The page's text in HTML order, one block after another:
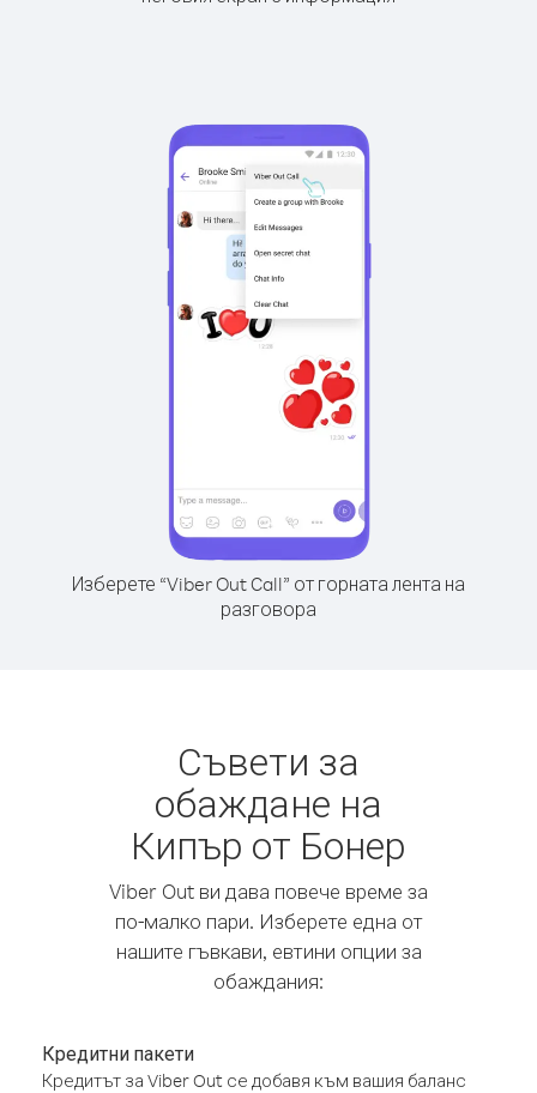
Изберете “Viber Out Call” от горната лента на
разговора
Съвети за
обаждане на
Кипър от Бонер
Viber Out ви дава повече време за
по-малко пари. Изберете една от
нашите гъвкави, евтини опции за
обаждания:
Кредитни пакети
Кредитът за Viber Out се добавя към вашия баланс